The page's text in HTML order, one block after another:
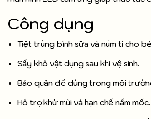
Công dụng
Tiệt trùng bình sữa và núm ti cho
Sấy khô vật dụng sau khi vệ sinh.
Bảo quản đồ dùng trong môi
Hỗ trợ khử mùi và hạn chế nấm mốc.